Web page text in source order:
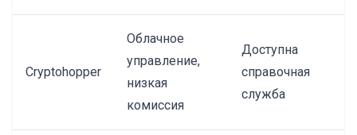
Cryptohopper
Облачное
управление,
низкая
комиссия
Доступна
справочная
служба